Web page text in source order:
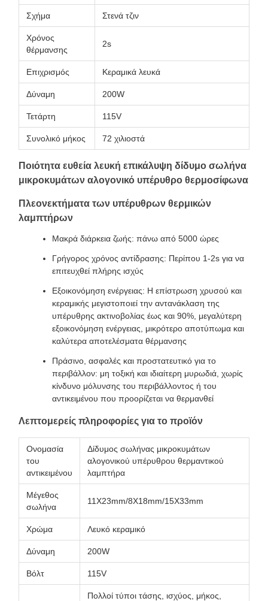
Σχήμα Στενά τζιν
Χρόνος
θέρμανσης
2s
Επιχρισμός Κεραμικά λευκά
Δύναμη 200W
Τετάρτη 115V
Συνολικό μήκος 72 χιλιοστά
Ποιότητα ευθεία λευκή επικάλυψη δίδυμο σωλήνα
μικροκυμάτων αλογονικό υπέρυθρο θερμοσίφωνα
Πλεονεκτήματα των υπέρυθρων θερμικών
λαμπτήρων
Μακρά διάρκεια ζωής: πάνω από 5000 ώρες
Γρήγορος χρόνος αντίδρασης: Περίπου 1-2s για να
επιτευχθεί πλήρης ισχύς
Εξοικονόμηση ενέργειας: Η επίστρωση χρυσού και
κεραμικής μεγιστοποιεί την αντανάκλαση της
υπέρυθρης ακτινοβολίας έως και 90%, μεγαλύτερη
εξοικονόμηση ενέργειας, μικρότερο αποτύπωμα και
καλύτερα αποτελέσματα θέρμανσης
Πράσινο, ασφαλές και προστατευτικό για το
περιβάλλον: μη τοξική και ιδιαίτερη μυρωδιά, χωρίς
κίνδυνο μόλυνσης του περιβάλλοντος ή του
αντικειμένου που προορίζεται να θερμανθεί
Λεπτομερείς πληροφορίες για το προϊόν
Ονομασία
του
αντικειμένου
Δίδυμος σωλήνας μικροκυμάτων
αλογονικού υπέρυθρου θερμαντικού
λαμπτήρα
Μέγεθος
σωλήνα
11X23mm/8X18mm/15X33mm
Χρώμα Λευκό κεραμικό
Δύναμη 200W
Βόλτ 115V
Πολλοί τύποι τάσης, ισχύος, μήκος,